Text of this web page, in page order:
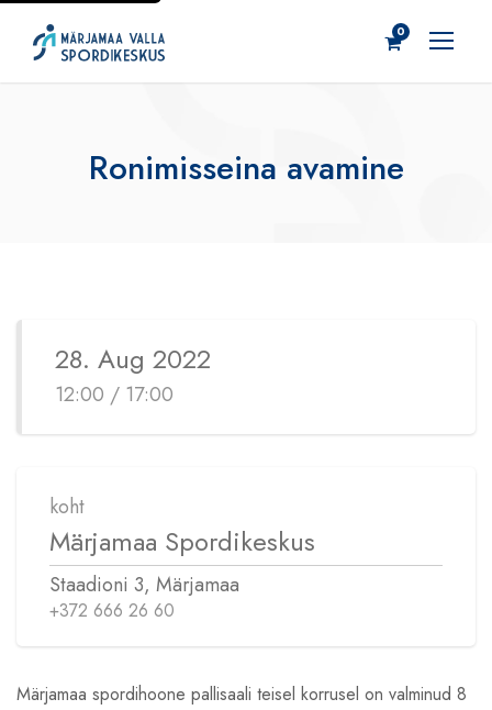
0
Ronimisseina avamine
28. Aug 2022
12:00 / 17:00
koht
Märjamaa Spordikeskus
Staadioni 3, Märjamaa
+372 666 26 60
Märjamaa spordihoone pallisaali teisel korrusel on valminud 8